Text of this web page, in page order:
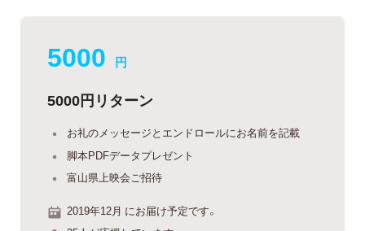
5000 円
5000円リターン
お礼のメッセージとエンドロールにお名前を記載
脚本PDFデータプレゼント
富山県上映会ご招待
2019年12月 にお届け予定です。